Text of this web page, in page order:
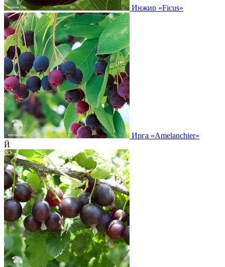
Инжир «Ficus»
Ирга «Amelanchier»
Й